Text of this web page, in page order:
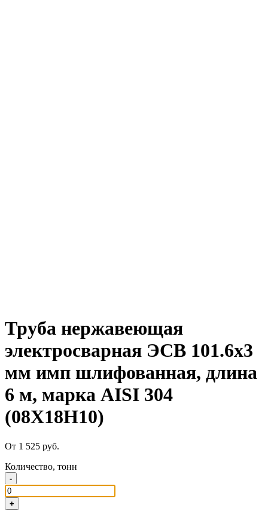
Труба нержавеющая
электросварная ЭСВ 101.6х3
мм имп шлифованная, длина
6 м, марка AISI 304
(08Х18Н10)
От 1 525 руб.
Количество, тонн
-
+